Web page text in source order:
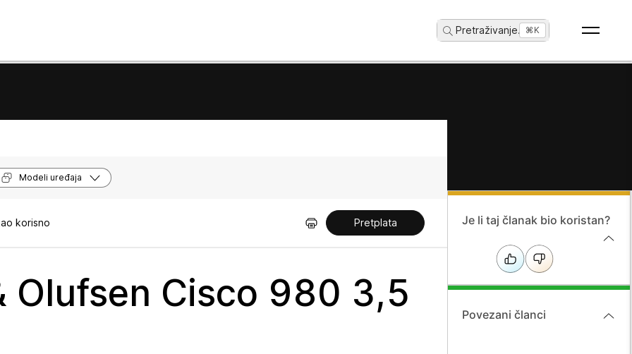
Pretraživanje... ⌘K
Modeli uređaja
korisno Pretplata
Olufsen Cisco 980 3,5
Je li taj članak bio koristan?
Povezani članci